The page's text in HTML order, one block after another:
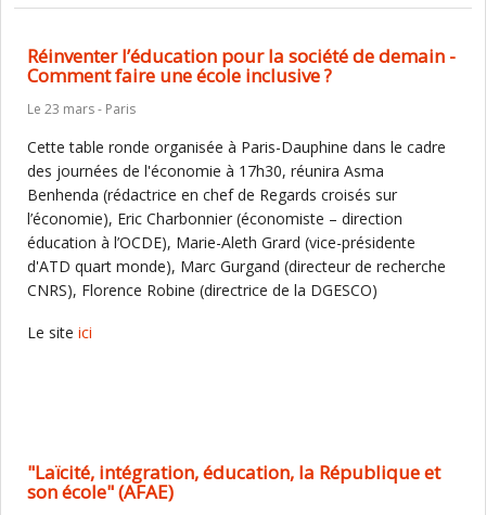
Réinventer l’éducation pour la société de demain -
Comment faire une école inclusive ?
Le 23 mars - Paris
Cette table ronde organisée à Paris-Dauphine dans le cadre
des journées de l'économie à 17h30, réunira Asma
Benhenda (rédactrice en chef de Regards croisés sur
l’économie), Eric Charbonnier (économiste – direction
éducation à l’OCDE), Marie-Aleth Grard (vice-présidente
d'ATD quart monde), Marc Gurgand (directeur de recherche
CNRS), Florence Robine (directrice de la DGESCO)
Le site ici
"Laïcité, intégration, éducation, la République et
son école" (AFAE)